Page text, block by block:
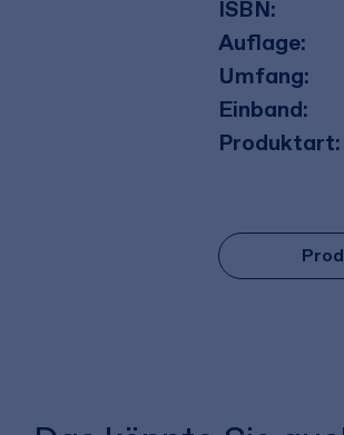
ISBN:
Auflage:
Umfang:
Einband:
Produktart: